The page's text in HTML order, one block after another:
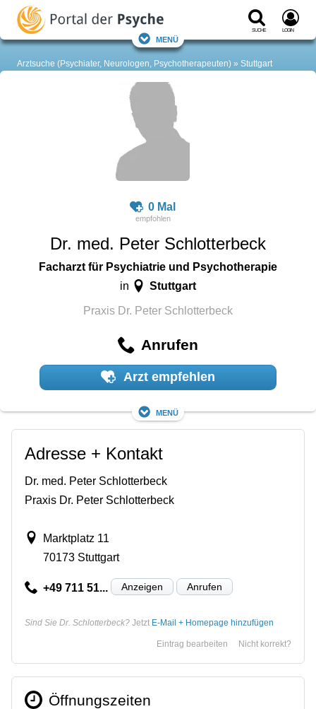
Suche Login
Menü
Arztsuche (Psychiater, Neurologen, Psychotherapeuten) Stuttgart
0 Mal
Dr. med. Peter Schlotterbeck
Facharzt für Psychiatrie und Psychotherapie
in Stuttgart
Praxis Dr. Peter Schlotterbeck
Anrufen
Arzt empfehlen
Menü
Adresse + Kontakt
Dr. med. Peter Schlotterbeck
Praxis Dr. Peter Schlotterbeck
Marktplatz 11
70173 Stuttgart
+49 711 51... Anzeigen Anrufen
Sind Sie Dr. Schlotterbeck? Jetzt E-Mail + Homepage hinzufügen
Nicht korrekt?
Eintrag bearbeiten
Öffnungszeiten